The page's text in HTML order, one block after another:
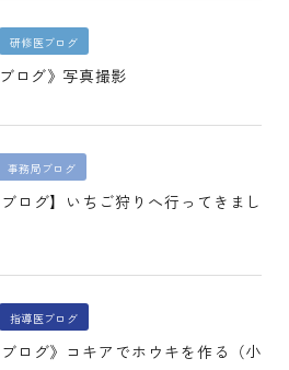
研修医ブログ
ログ》写真撮影
事務局ブログ
ブログ】いちご狩りへ行ってきまし
指導医ブログ
ブログ》コキアでホウキを作る（小